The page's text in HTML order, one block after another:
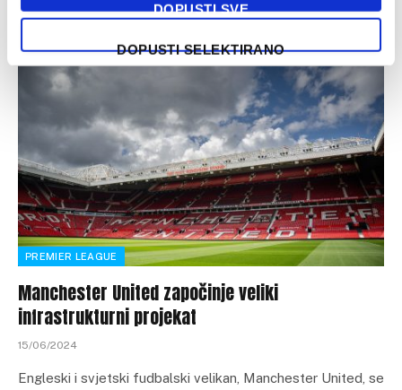
DOPUSTI SVE
DOPUSTI SELEKTIRANO
priključiti stručnom timu…
PREMIER LEAGUE
Manchester United započinje veliki
infrastrukturni projekat
15/06/2024
Engleski i svjetski fudbalski velikan, Manchester United, se